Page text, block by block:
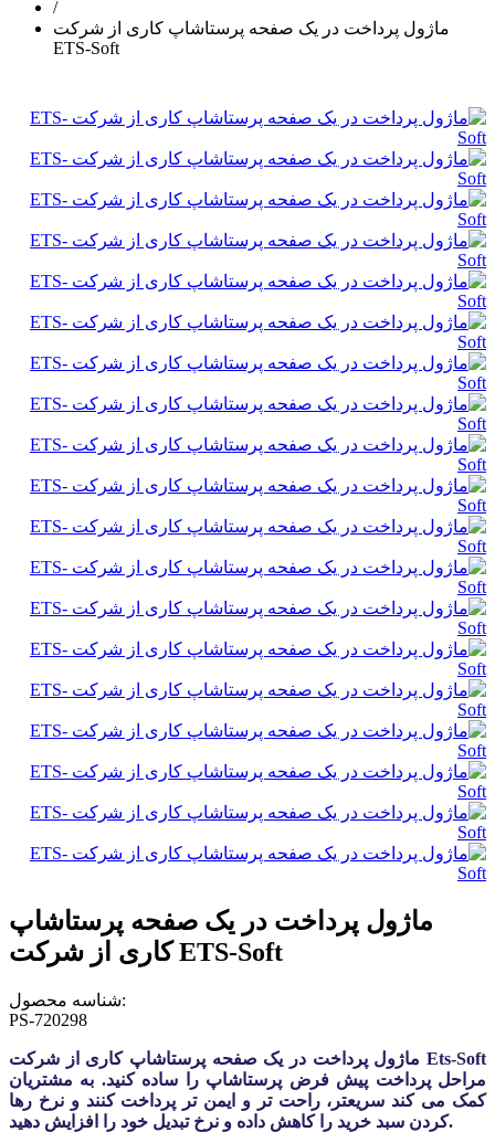
/
ماژول پرداخت در یک صفحه پرستاشاپ کاری از شرکت
ETS-Soft
ماژول پرداخت در یک صفحه پرستاشاپ
کاری از شرکت ETS-Soft
شناسه محصول:
PS-720298
ماژول پرداخت در یک صفحه پرستاشاپ کاری از شرکت Ets-Soft
مراحل پرداخت پیش فرض پرستاشاپ را ساده کنید. به مشتریان
کمک می کند سریعتر، راحت تر و ایمن تر پرداخت کنند و نرخ رها
کردن سبد خرید را کاهش داده و نرخ تبدیل خود را افزایش دهید.